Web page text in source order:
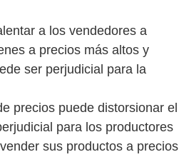
a los vendedores a
a precios más altos y
ser perjudicial para la
precios puede distorsionar el
para los productores
sus productos a precios